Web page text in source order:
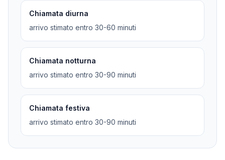
Chiamata diurna
arrivo stimato entro 30-60 minuti
Chiamata notturna
arrivo stimato entro 30-90 minuti
Chiamata festiva
arrivo stimato entro 30-90 minuti